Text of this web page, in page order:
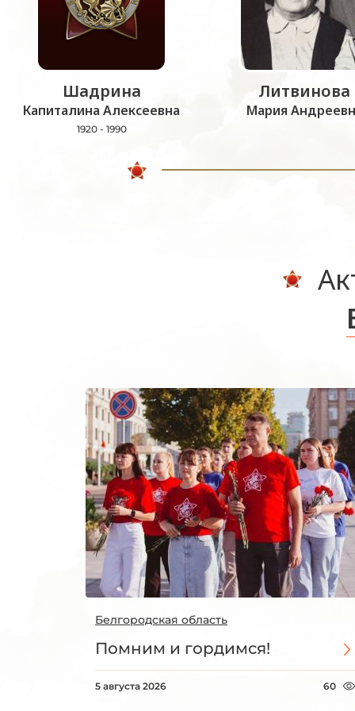
Шадрина
Капиталина Алексеевна
1920 - 1990
Литвинова
Мария
Белгородская область
Помним и гордимся!
5 августа 2026 60